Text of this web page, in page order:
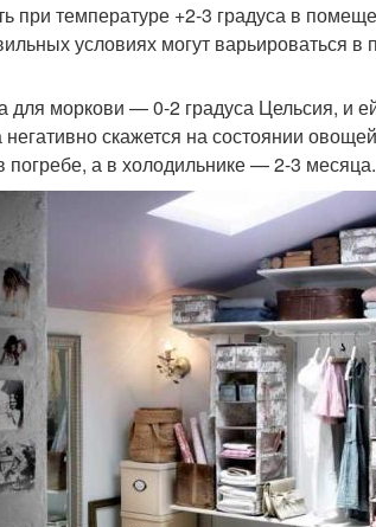
при температуре +2-3 градуса в
условиях могут варьироваться в
для моркови — 0-2 градуса Цельсия, и
скажется на состоянии
а в холодильнике — 2-3 месяца.